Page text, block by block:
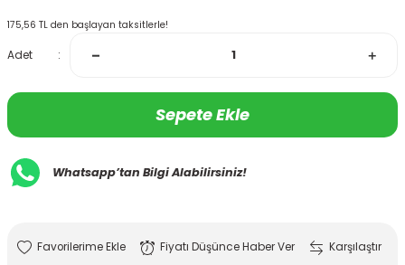
175,56 TL den başlayan taksitlerle!
Adet
Sepete Ekle
Whatsapp’tan Bilgi Alabilirsiniz!
Fiyatı Düşünce Haber Ver
Karşılaştır